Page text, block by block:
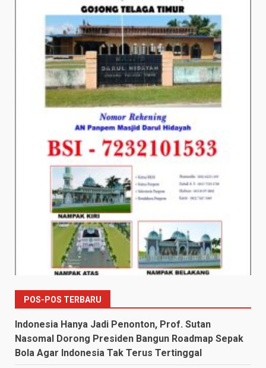
POS-POS TERBARU
Indonesia Hanya Jadi Penonton, Prof. Sutan
Nasomal Dorong Presiden Bangun Roadmap Sepak
Bola Agar Indonesia Tak Terus Tertinggal